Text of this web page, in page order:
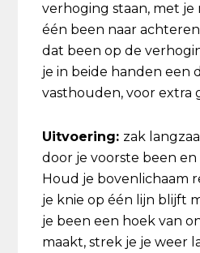
verhoging staan, met
één been naar
dat been op de
je in beide handen een
vasthouden, voor extra
Uitvoering: zak
door je voorste been
Houd je bovenlichaam
je knie op één lijn blijft
je been een hoek van
maakt, strek je je weer